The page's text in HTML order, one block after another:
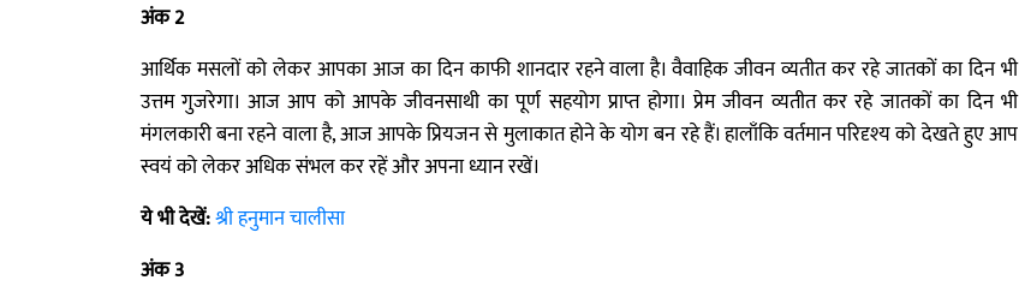
अंक 2
आर्थिक मसलों को लेकर आपका आज का दिन काफी शानदार रहने वाला है। वैवाहिक जीवन व्यतीत कर रहे जातकों का दिन भी
उत्तम गुजरेगा। आज आप को आपके जीवनसाथी का पूर्ण सहयोग प्राप्त होगा। प्रेम जीवन व्यतीत कर रहे जातकों का दिन भी
मंगलकारी बना रहने वाला है, आज आपके प्रियजन से मुलाकात होने के योग बन रहे हैं। हालाँकि वर्तमान परिदृश्य को देखते हुए आप
स्वयं को लेकर अधिक संभल कर रहें और अपना ध्यान रखें।
ये भी देखें:श्री हनुमान चालीसा
अंक 3